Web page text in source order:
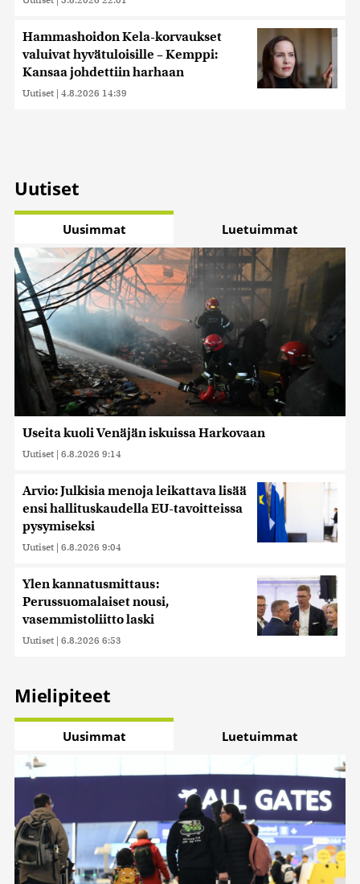
Hammashoidon Kela-korvaukset
valuivat hyvätuloisille – Kemppi:
Kansaa johdettiin harhaan
Uutiset | 4.8.2026 14:39
Uutiset
Uusimmat Luetuimmat
Useita kuoli Venäjän iskuissa Harkovaan
Uutiset | 6.8.2026 9:14
Arvio: Julkisia menoja leikattava lisää
ensi hallituskaudella EU-tavoitteissa
pysymiseksi
Uutiset | 6.8.2026 9:04
Ylen kannatusmittaus:
Perussuomalaiset nousi,
vasemmistoliitto laski
Uutiset | 6.8.2026 6:53
Mielipiteet
Uusimmat Luetuimmat